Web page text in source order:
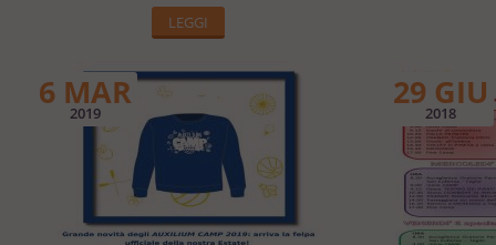
LEGGI
6 MAR
2019
29 GIU
2018